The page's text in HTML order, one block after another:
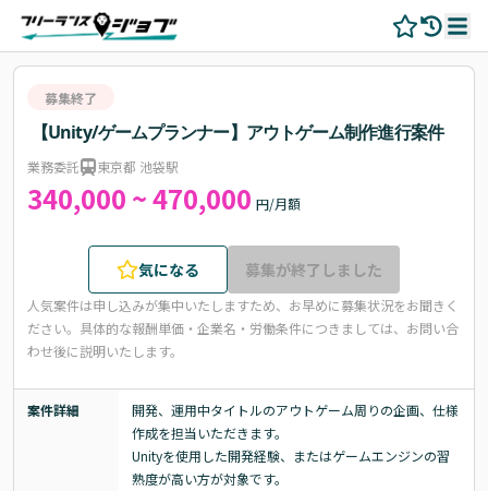
募集終了
【Unity/ゲームプランナー】アウトゲーム制作進行案件
業務委託 東京都 池袋駅
340,000 ~ 470,000 円/月額
気になる 募集が終了しました
人気案件は申し込みが集中いたしますため、お早めに募集状況をお聞きく
ださい。 具体的な報酬単価・企業名・労働条件につきましては、お問い合
わせ後に説明いたします。
案件詳細
開発、運用中タイトルのアウトゲーム周りの企画、仕様
作成を担当いただきます。
Unityを使用した開発経験、またはゲームエンジンの習
熟度が高い方が対象です。